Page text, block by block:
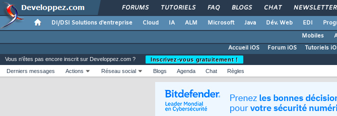
FORUMS TUTORIELS FAQ BLOGS CHAT NEWSLETTER
DI/DSI Solutions d'entreprise Cloud IA ALM Microsoft Java Dév. Web EDI
Mobiles
Accueil iOS
Forum iOS Tutoriels
Vous n'êtes pas encore inscrit sur Developpez.com ?
Inscrivez-vous gratuitement !
Derniers messages
Actions Réseau social Blogs Agenda Chat Règles